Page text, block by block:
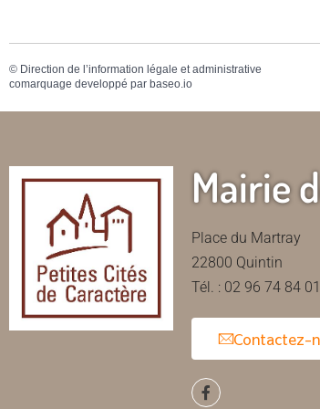
© Direction de l’information légale et administrative
comarquage developpé par baseo.io
Mairie
Place du Martray
22800 Quintin
Tél. : 02 96 74 84 01
Contactez-